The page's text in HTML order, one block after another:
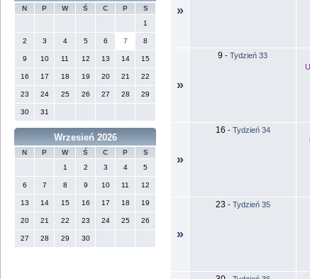
N P W Ś C P
S
1
2 3 4 5 6 7 8
9 10 11 12 13 14 15
16 17 18 19 20 21 22
23 24 25 26 27 28 29
30 31
Wrzesień 2026
N P W Ś C P
S
1
2 3 4 5
6 7 8 9 10 11 12
13 14 15 16 17 18 19
20 21 22 23 24 25 26
27 28 29 30
»
»
9 - Tydzień 33
»
16 - Tydzień 34
»
23 - Tydzień 35